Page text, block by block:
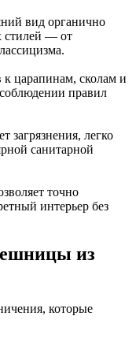
вид органично
стилей — от
царапинам, сколам и
правил
загрязнения, легко
санитарной
точно
интерьер без
из
которые